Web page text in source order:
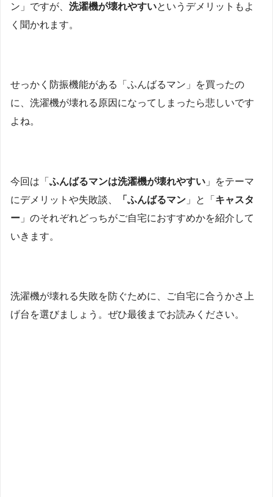
ン」ですが、 洗濯機が壊れやすいというデメリットもよ
く聞かれます。
せっかく防振機能がある「ふんばるマン」を買ったの
に、洗濯機が壊れる原因になってしまったら悲しいです
よね。
今回は「 ふんばるマンは洗濯機が壊れやすい 」をテーマ
にデメリットや失敗談、
「ふんばるマン 」と「 キャスタ
ー 」のそれぞれどっちがご自宅におすすめかを紹介して
いきます。
洗濯機が壊れる失敗を防ぐために、ご自宅に合うかさ上
げ台を選びましょう。ぜひ最後までお読みください。